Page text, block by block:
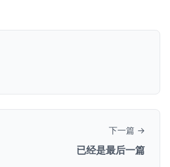
下一篇 →
已经是最后一篇